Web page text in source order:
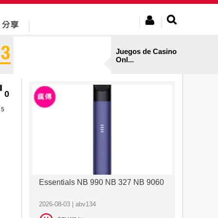
Juegos de Casino
Onl...
0
5
Essentials NB 990 NB 327 NB 9060
2026-08-03 | abv134